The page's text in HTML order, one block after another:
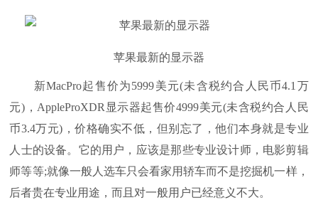
苹果最新的显示器
新MacPro起售价为5999美元(未含税约合人民币4.1万
元)，AppleProXDR显示器起售价4999美元(未含税约合人民
币3.4万元)，价格确实不低，但别忘了，他们本身就是专业
人士的设备。它的用户，应该是那些专业设计师，电影剪辑
师等等;就像一般人选车只会看家用轿车而不是挖掘机一样，
后者贵在专业用途，而且对一般用户已经意义不大。